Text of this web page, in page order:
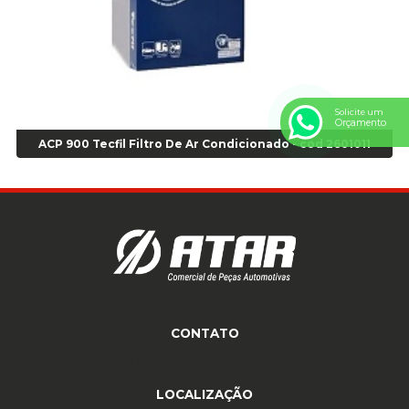
Anel de vedação Jumbo OR-224 TG - Cod: 03749
Anel de vedação Jumbo OR-449 Cod: 03752
Anel p/ montagem de pneu s/cam aro 22,5 - Cod 00166
Anel para Vedação OR 325 - Cod 03390
Anel para Vedação OR 325 Nacional -Cod 01768
Anel para Vedação OR 335 Importado - Cod 01771
Anel para Vedação OR 339 - Cod 01772
Anel para Vedação OR 88 - Cod 01767
ACP 900 Tecfil Filtro De Ar Condicionado - cod 2601011
CONTATO
LOCALIZAÇÃO
Solicite um
Orçamento